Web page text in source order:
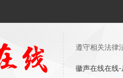
遵守相关法律
徽声在线在线